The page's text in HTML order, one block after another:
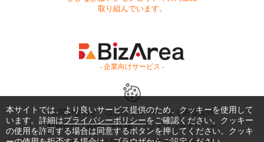
取り組んでいます。
- 企業向けサービス -
お問い合わせ はじめてガイド
よくある質問
利用規約
商標・著作権 プライバシーポリシー
Copyright © 1999-2026 Vivid Navigation, Inc. All Rights Reserved.
本サイトでは、より良いサービス提供のため、クッキーを使用して
います。詳細はプライバシーポリシーをご確認ください。クッキー
の使用を許可する場合は同意するボタンを押してください。クッキ